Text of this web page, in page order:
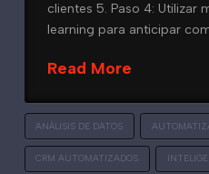
clientes 5. Paso 4: Utilizar
learning para anticipar
Read More
ANÁLISIS DE DATOS
CRM AUTOMATIZADOS